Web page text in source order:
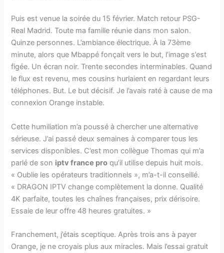
Puis est venue la soirée du 15 février. Match retour PSG-
Real Madrid. Toute ma famille réunie dans mon salon.
Quinze personnes. L’ambiance électrique. À la 73ème
minute, alors que Mbappé fonçait vers le but, l’image s’est
figée. Un écran noir. Trente secondes interminables. Quand
le flux est revenu, mes cousins hurlaient en regardant leurs
téléphones. But. Le but décisif. Je l’avais raté à cause de ma
connexion Orange instable.
Cette humiliation m’a poussé à chercher une alternative
sérieuse. J’ai passé deux semaines à comparer tous les
services disponibles. C’est mon collègue Thomas qui m’a
parlé de son iptv france pro qu’il utilise depuis huit mois.
« Oublie les opérateurs traditionnels », m’a-t-il conseillé.
« DRAGON IPTV change complètement la donne. Qualité
4K parfaite, toutes les chaînes françaises, prix dérisoire.
Essaie de leur offre 48 heures gratuites. »
Franchement, j’étais sceptique. Après trois ans à payer
Orange, je ne croyais plus aux miracles. Mais l’essai gratuit